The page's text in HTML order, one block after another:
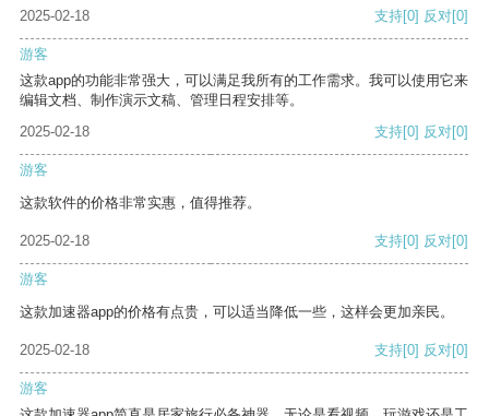
2025-02-18 支持[0] 反对[0]
游客
这款app的功能非常强大，可以满足我所有的工作需求。我可以使用它来
编辑文档、制作演示文稿、管理日程安排等。
2025-02-18
支持[0] 反对[0]
游客
这款软件的价格非常实惠，值得推荐。
2025-02-18 支持[0] 反对[0]
游客
这款加速器app的价格有点贵，可以适当降低一些，这样会更加亲民。
2025-02-18 支持[0] 反对[0]
游客